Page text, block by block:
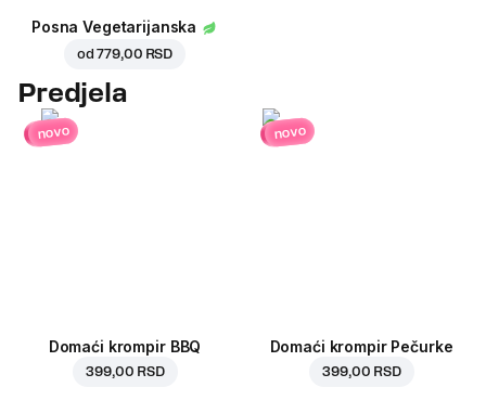
Posna Vegetarijanska
od779,00 RSD
Predjela
novo
Domaći krompir BBQ
399,00 RSD
novo
Domaći krompir Pečurke
399,00 RSD